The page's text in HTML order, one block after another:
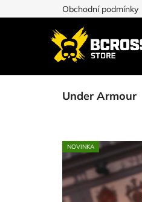
na
Obchodní podmínky
Under Armour
NOVINKA